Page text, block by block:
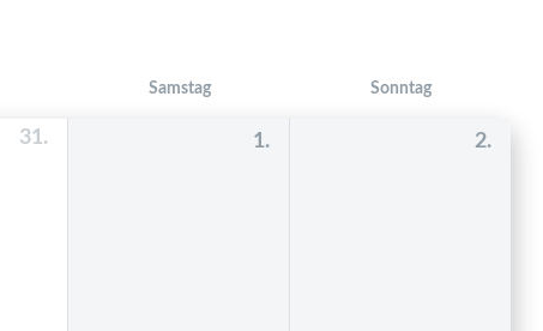
Samstag Sonntag
31. 1. 2.